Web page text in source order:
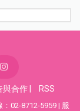
與合作 RSS
02-8712-5959 | 服